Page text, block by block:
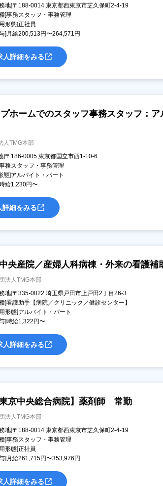
地]〒188-0014 東京都西東京市芝久保町2-4-19
]事務スタッフ・事務管理
形態]正社員
]月給200,513円〜264,571円
人詳細をみる
ホームでのスタッフ事務スタッフ：
人TMG本部
]〒186-0005 東京都国立市西1-10-6
務スタッフ・事務管理
態]アルバイト・パート
給1,230円〜
詳細をみる
央産院／産婦人科病棟・外来の看護補
法人TMG本部
地]〒335-0022 埼玉県戸田市上戸田2丁目26-3
]看護助手【病院／クリニック／健診センター】
形態]アルバイト・パート
]時給1,322円〜
人詳細をみる
東京中央総合病院】薬剤師 常勤
法人TMG本部
地]〒188-0014 東京都西東京市芝久保町2-4-19
]事務スタッフ・事務管理
形態]正社員
]月給261,715円〜353,976円
人詳細をみる